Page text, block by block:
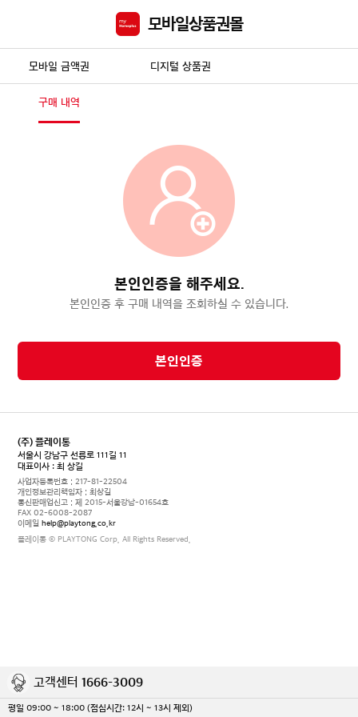
모바일상품권몰
모바일 금액권 디지털 상품권
구매 내역
고객센터 1666-3009
평일 09:00 ~ 18:00 (점심시간: 12시 ~ 13시 제외)
본인인증을 해주세요.
본인인증 후 구매 내역을 조회하실 수 있습니다.
본인인증
(주) 플레이통
서울시 강남구 선릉로 111길 11
대표이사 : 최 상길
사업자등록번호 : 217-81-22504
개인정보관리책임자 : 최상길
통신판매업신고 : 제 2015-서울강남-01654호
FAX 02-6008-2087
이메일 help@playtong.co.kr
플레이통 © PLAYTONG Corp. All Rights Reserved.